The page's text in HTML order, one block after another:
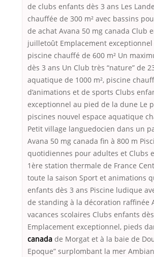
de clubs enfants dès 3 ans Les
chauffée de 300 m² avec bassins
de achat Avana 50 mg canada Club
juilletoût Emplacement
piscine chauffé de 600 m² Un
dès 3 ans Un Club très “nature” de
aquatique de 1000 m², piscine
d’animations et de sports Clubs
exceptionnel au pied de la dune Le
piscines nouvel espace aquatique
Petit village languedocien dans un
Avana 50 mg canada fin à 800 m
quotidiennes pour adultes et Clubs
1ère station thermale de France
toute la saison Sport et animations
enfants dès 3 ans Piscine ludique
de standing à la décoration
vacances scolaires Clubs enfants
Emplacement exceptionnel, pieds
canada de Morgat et à la baie de
Epoque” surplombant la mer